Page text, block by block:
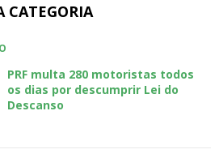
CATEGORIA
PRF multa 280 motoristas todos
os dias por descumprir Lei do
Descanso